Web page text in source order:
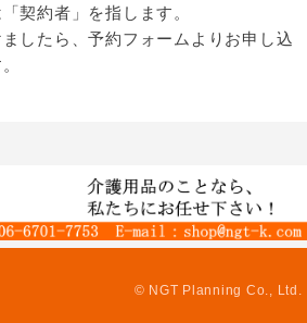
契約者」を指します。
したら、予約フォームよりお申し込
© NGT Planning Co., Ltd.